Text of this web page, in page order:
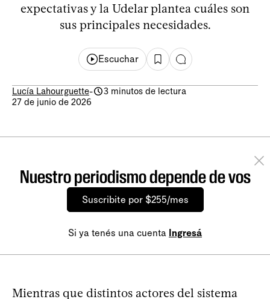
expectativas y la Udelar plantea cuáles son
sus principales necesidades.
Escuchar
Lucía Lahourguette-
3 minutos de lectura
27 de junio de 2026
Nuestro periodismo depende de vos
Suscribite por $255/mes
Si ya tenés una cuenta Ingresá
Mientras que distintos actores del sistema